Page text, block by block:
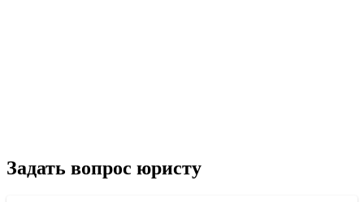
Задать вопрос юристу